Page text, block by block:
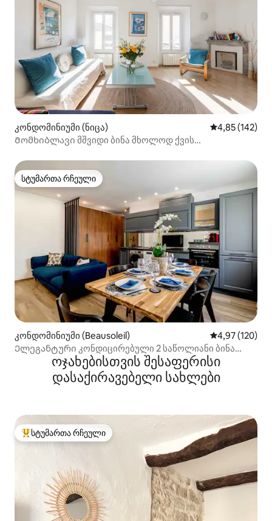
კონდომინიუმი (ნიცა) საშუალო
4,85 (142)
Მომხიბლავი მშვიდი ბინა მხოლოდ ქვის
სტუმართა რჩეული
სტუმართა რჩეული
კონდომინიუმი (Beausoleil) საშუალო
4,97 (120)
Ელეგანტური კონდიცირებული 2 საწოლიანი ბინა
მონაკოშიოჯახებისთვის შესაფერისი
დასაქირავებელი სახლები
სტუმართა რჩეული მოწინავე ვარიანტი
სტუმართა რჩეული